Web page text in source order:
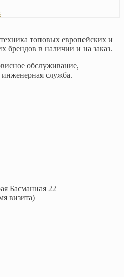
топовых европейских и
брендов в наличии и на заказ.
обслуживание,
инженерная служба.
Басманная 22
визита)